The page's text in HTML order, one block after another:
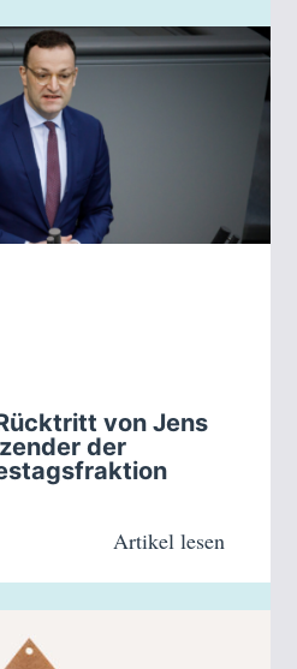
von Jens
der
Artikel lesen